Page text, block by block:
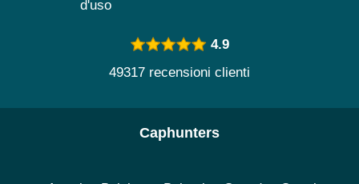
d'uso
4.9
49317 recensioni clienti
Caphunters